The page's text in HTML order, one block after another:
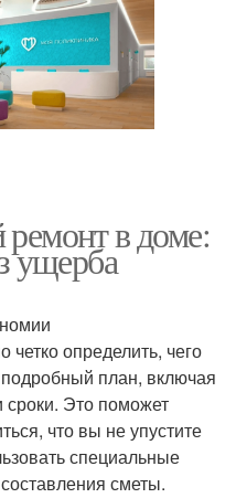
в доме:
ущерба
определить, чего
план, включая
Это поможет
что вы не упустите
специальные
сметы.